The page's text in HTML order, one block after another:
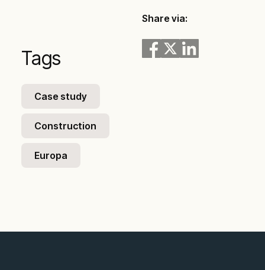
Tags
Case study
Construction
Europa
Share via: